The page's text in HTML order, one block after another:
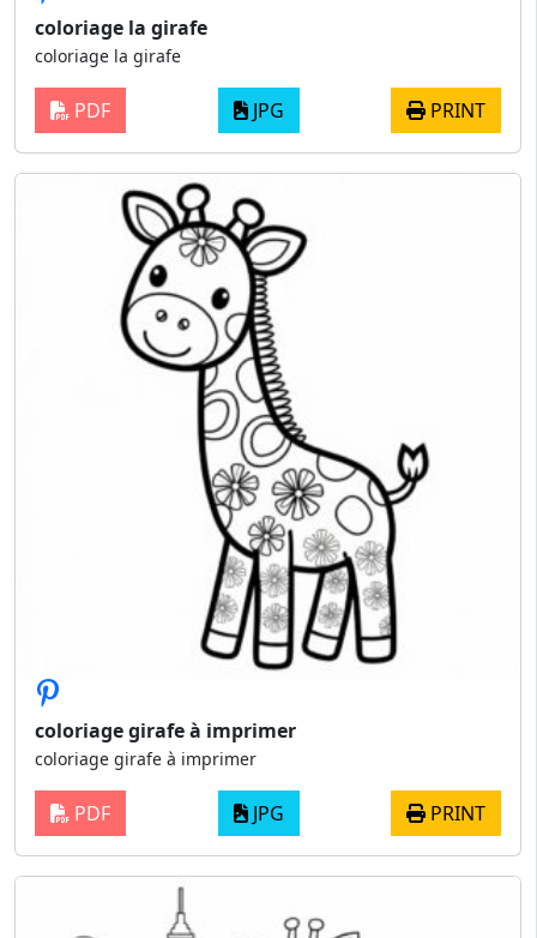
coloriage la girafe
coloriage la girafe
PDF JPG PRINT
coloriage girafe à imprimer
coloriage girafe à imprimer
PDF JPG PRINT